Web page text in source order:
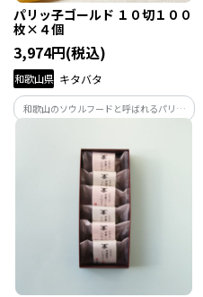
パリッ子ゴールド １０切１００
枚×４個
3,974円(税込)
和歌山県 キタバタ
和歌山のソウルフードと呼ばれるパリッ
した口どけと風味が抜群。毎日の食卓が
ワンランクアップする気持ちになる贅沢
な味付海苔です。